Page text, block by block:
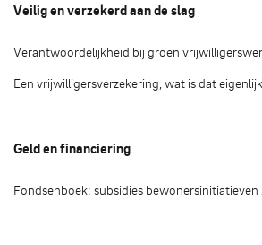
Veilig en verzekerd aan de slag
Verantwoordelijkheid bij groen
Een vrijwilligersverzekering, wat is dat
Geld en financiering
Fondsenboek: subsidies